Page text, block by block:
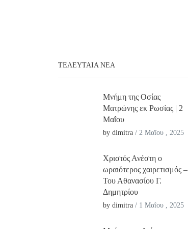
ΤΕΛΕΥΤΑΊΑ ΝΕΑ
Μνήμη της Οσίας
Ματρώνης εκ Ρωσίας | 2
Μαΐου
by dimitra / 2 Μαΐου , 2025
Χριστός Ανέστη ο
ωραιότερος χαιρετισμός –
Του Αθανασίου Γ.
Δημητρίου
by dimitra / 1 Μαΐου , 2025